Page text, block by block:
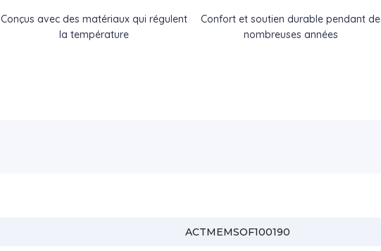
Conçus avec des matériaux qui régulent
la température
Confort et soutien durable pendant de
nombreuses années
ACTMEMSOF100190